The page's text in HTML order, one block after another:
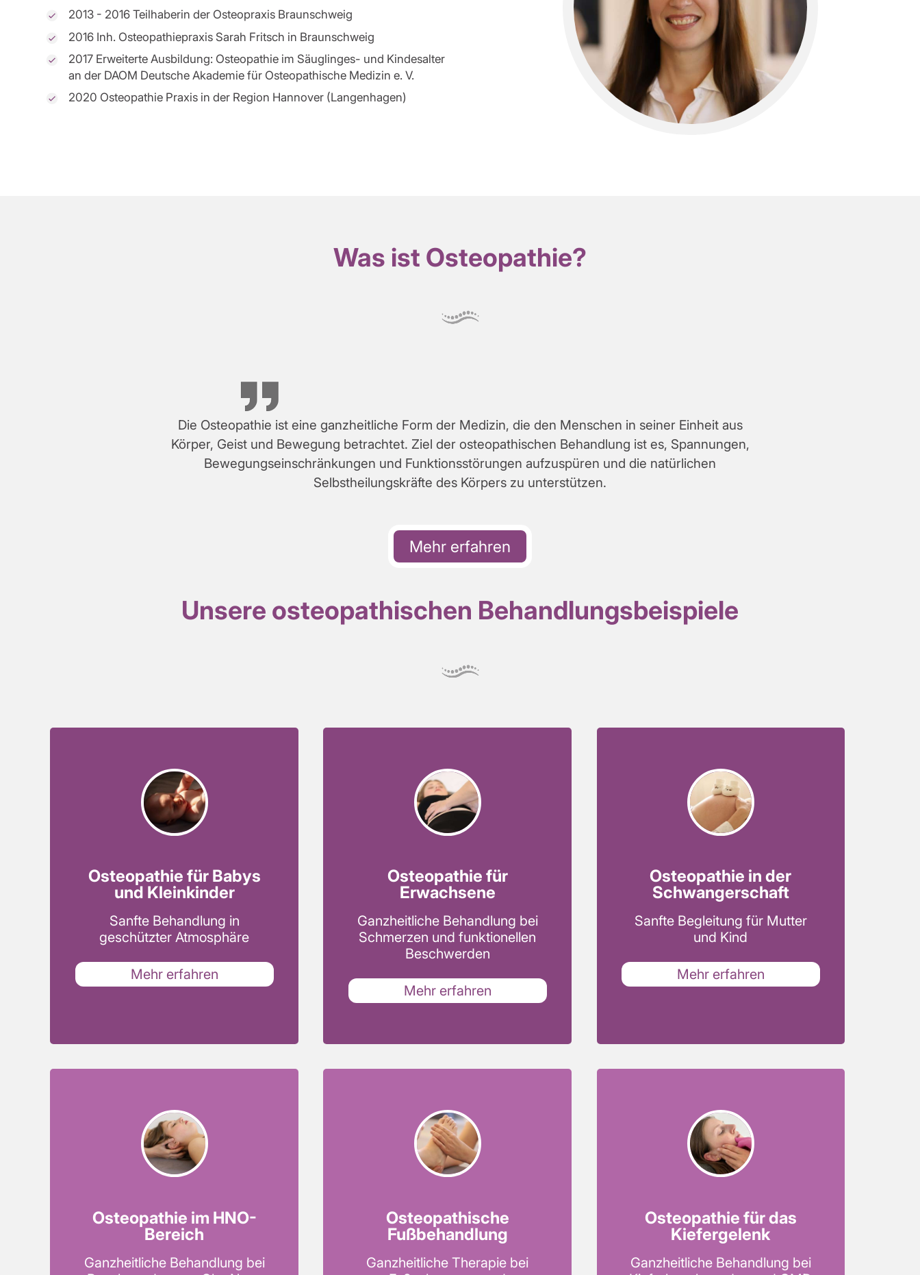
2013 - 2016 Teilhaberin der Osteopraxis Braunschweig
2016 Inh. Osteopathiepraxis Sarah Fritsch in Braunschweig
2017 Erweiterte Ausbildung: Osteopathie im Säuglinges- und Kindesalter
an der DAOM Deutsche Akademie für Osteopathische Medizin e. V.
2020 Osteopathie Praxis in der Region Hannover (Langenhagen)
Was ist Osteopathie?
Die Osteopathie ist eine ganzheitliche Form der Medizin, die den Menschen in seiner Einheit aus
Körper, Geist und Bewegung betrachtet. Ziel der osteopathischen Behandlung ist es, Spannungen,
Bewegungseinschränkungen und Funktionsstörungen aufzuspüren und die natürlichen
Selbstheilungskräfte des Körpers zu unterstützen.
Mehr erfahren
Unsere osteopathischen Behandlungsbeispiele
Osteopathie für Babys
und Kleinkinder
Sanfte Behandlung in
geschützter Atmosphäre
Mehr erfahren
Osteopathie für
Erwachsene
Ganzheitliche Behandlung bei
Schmerzen und funktionellen
Beschwerden
Mehr erfahren
Osteopathie in der
Schwangerschaft
Sanfte Begleitung für Mutter
und Kind
Mehr erfahren
Osteopathie im HNO-
Bereich
Ganzheitliche Behandlung bei
Osteopathische
Fußbehandlung
Ganzheitliche Therapie bei
Osteopathie für das
Kiefergelenk
Ganzheitliche Behandlung bei